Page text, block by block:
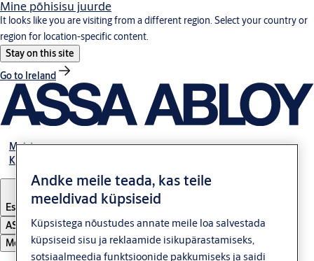
Mine põhisisu juurde
It looks like you are visiting from a different region. Select your country or
region for location-specific content.
Stay on this site
Go to Ireland
Meist
Kontakt
Estonia Eesti
ASSA ABLOY Group
Menüü
Andke meile teada, kas teile
meeldivad küpsiseid
Küpsistega nõustudes annate meile loa salvestada
küpsiseid sisu ja reklaamide isikupärastamiseks,
sotsiaalmeedia funktsioonide pakkumiseks ja saidi